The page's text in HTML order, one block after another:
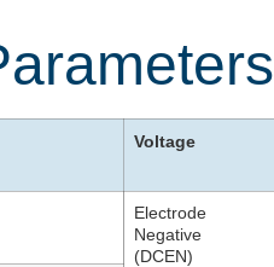
Voltage
Electrode
Negative
(DCEN)